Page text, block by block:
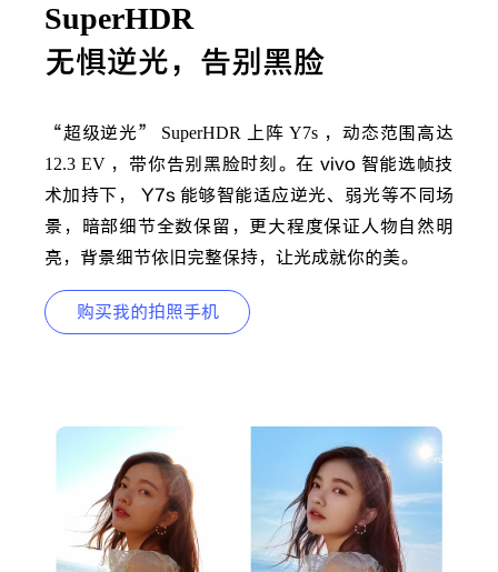
SuperHDR
无惧逆光，告别黑脸
“超级逆光” SuperHDR 上阵 Y7s ，动态范围高达
12.3 EV ，带你告别黑脸时刻。在 vivo 智能选帧技
术加持下， Y7s 能够智能适应逆光、弱光等不同场
景，暗部细节全数保留，更大程度保证人物自然明
亮，背景细节依旧完整保持，让光成就你的美。
购买我的拍照手机